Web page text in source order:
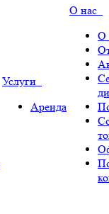
Услуги
Аренда
О нас
О